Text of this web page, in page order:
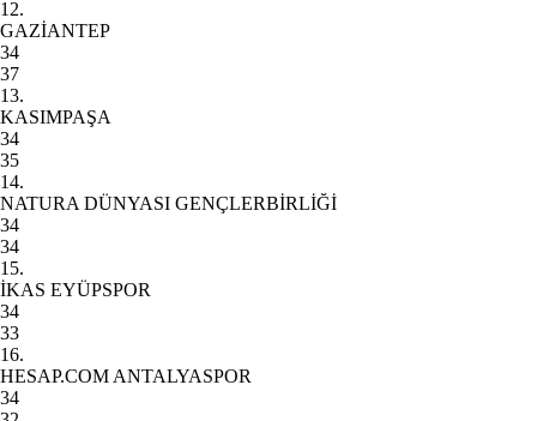
12.
GAZİANTEP
34
37
13.
KASIMPAŞA
34
35
14.
NATURA DÜNYASI GENÇLERBİRLİĞİ
34
34
15.
İKAS EYÜPSPOR
34
33
16.
HESAP.COM ANTALYASPOR
34